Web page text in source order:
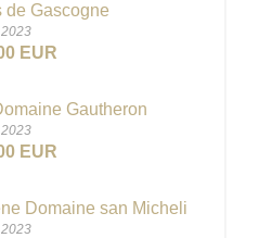
de Gascogne
2023
EUR
Gautheron
2023
EUR
Domaine san Micheli
2023